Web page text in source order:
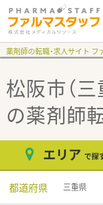
薬剤師の転職・求人サイト フ
松阪市（
の薬剤師
エリア で探
都道府県 三重県